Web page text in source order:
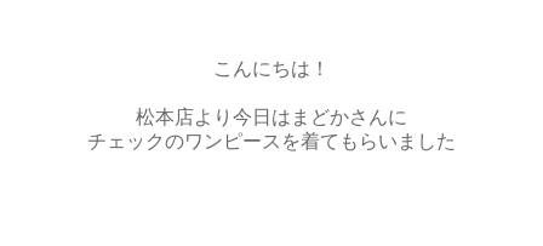
こんにちは！
松本店より今日はまどかさんに
チェックのワンピースを着てもらいました